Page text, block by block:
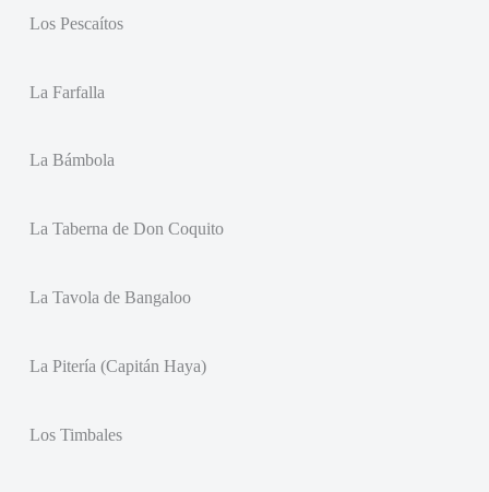
Los Pescaítos
La Farfalla
La Bámbola
La Taberna de Don Coquito
La Tavola de Bangaloo
La Pitería (Capitán Haya)
Los Timbales